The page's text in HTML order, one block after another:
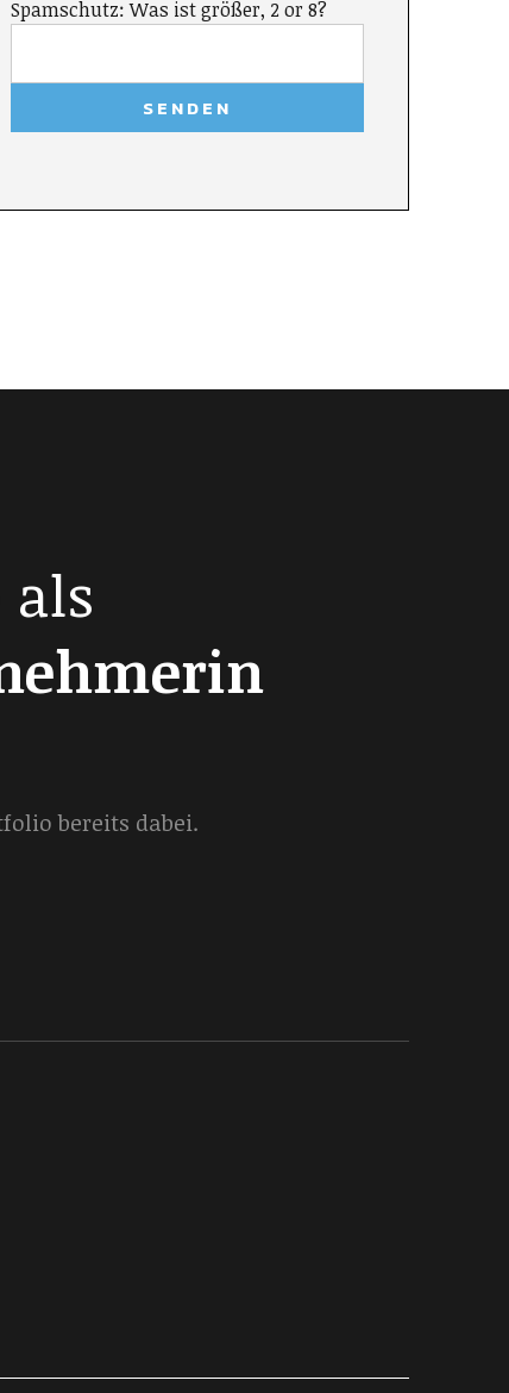
Spamschutz: Was ist größer, 2 or 8?
bereits dabei.